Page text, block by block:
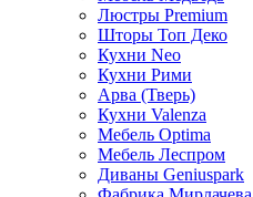
Люстры Premium
Шторы Топ Деко
Кухни Neo
Кухни Рими
Арва (Тверь)
Кухни Valenza
Мебель Optima
Мебель Леспром
Диваны Geniuspark